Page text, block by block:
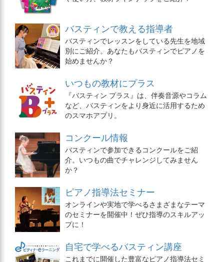
バスティンで教える指導者
バスティンでレッスンをしている先生を地域
別にご紹介。あなたもバスティンでピアノを
始めませんか？
いつもの教材にプラス
『バスティン プラス』は、伴奏音源やコラム
など、バスティンをより身近に活用するため
のスマホアプリ。
コンクール情報
バスティンで参加できるコンクールをご紹
介。いつもの曲でチャレンジしてみません
か？
ピアノ指導法セミナー
オンラインや実地で学べるさまざまなテーマ
のセミナーを開催中！ぜひ指導のスキルアッ
プに！
自宅で学べるバスティン講座
これまでに開催した豊富なピアノ指導法セミ